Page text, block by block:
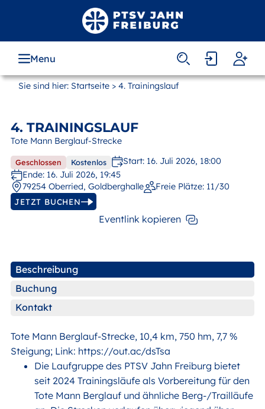
MAIN
NAVIGATION
Menu
Sie sind hier: Startseite> 4. Trainingslauf
4. TRAININGSLAUF
Tote Mann Berglauf-Strecke
Geschlossen Kostenlos
Start: 16. Juli 2026, 18:00
Ende: 16. Juli 2026, 19:45
79254 Ober­ried, Gold­berg­halle
Freie Plätze: 11/30
JETZT BUCHEN
Eventlink kopieren
Beschreibung
Buchung
Kontakt
Tote Mann Berglauf-Strecke, 10,4 km, 750 hm, 7,7 %
Steigung; Link: https://out.ac/dsTsa
Die Laufgruppe des PTSV Jahn Freiburg bietet
seit 2024 Trainingsläufe als Vorbereitung für den
Tote Mann Berglauf und ähnliche Berg-/Trailläufe